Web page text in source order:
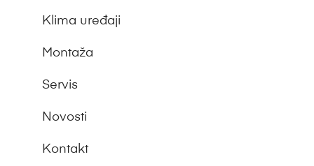
Klima uređaji
Montaža
Servis
Novosti
Kontakt